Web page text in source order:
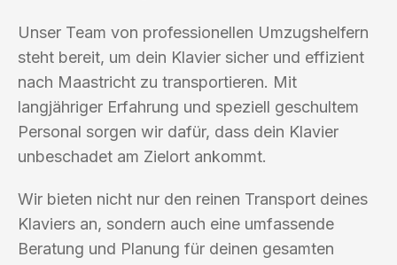
Unser Team von professionellen Umzugshelfern
steht bereit, um dein Klavier sicher und effizient
nach Maastricht zu transportieren. Mit
langjähriger Erfahrung und speziell geschultem
Personal sorgen wir dafür, dass dein Klavier
unbeschadet am Zielort ankommt.
Wir bieten nicht nur den reinen Transport deines
Klaviers an, sondern auch eine umfassende
Beratung und Planung für deinen gesamten